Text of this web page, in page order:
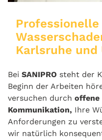
Professionelle
Karlsruhe und
Bei SANIPRO steht der
Beginn der Arbeiten
versuchen durch offene
Kommunikation, Ihre
Anforderungen zu
wir natürlich